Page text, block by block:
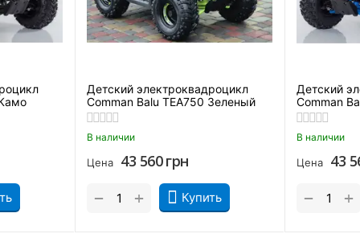
мотовездехода. Для этого аппарат оснастили:
Balu TEA750, в нем предусмотрено дистанционное
регулировать максимальную скорость, отслеживать
купить электроквадроцикл Comman
Детский электроквадроцикл
Comman Balu TEA750 Зеленый
В наличии
Цена 43 560грн
Купить
+
−
Детский
Comman
В наличии
Цена 43
+
−